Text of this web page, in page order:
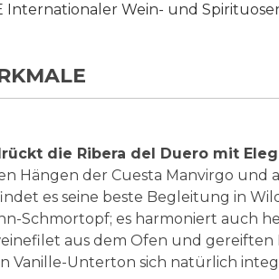
Internationaler Wein- und
die Ribera del Duero mit
Hängen der Cuesta Manvirgo und
es seine beste Begleitung in
Schmortopf; es harmoniert auch
aus dem Ofen und gereiften
Vanille-Unterton sich natürlich